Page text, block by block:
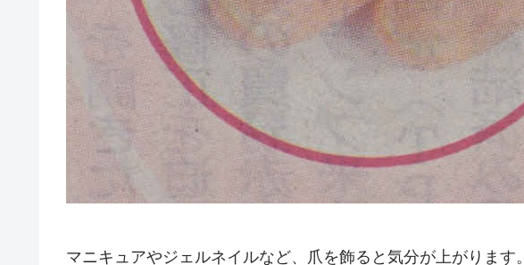
マニキュアやジェルネイルなど、爪を飾ると気分が上がります。